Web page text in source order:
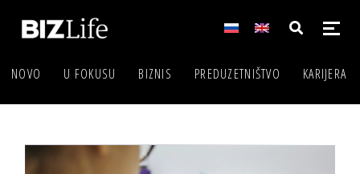
NOVO U FOKUSU BIZNIS PREDUZETNIŠTVO KARIJERA